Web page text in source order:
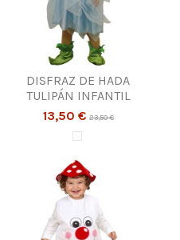
DISFRAZ DE HADA
TULIPÁN INFANTIL
13,50 € 23,50 €